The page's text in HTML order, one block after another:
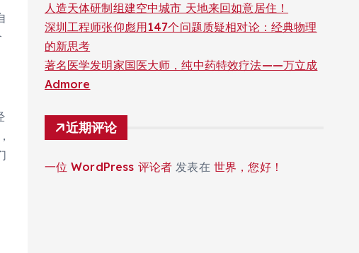
人造天体研制组建空中城市 天地来回如意居住！
深圳工程师张仰彪用147个问题质疑相对论：经典物理
的新思考
著名医学发明家国医大师，纯中药特效疗法——万立成
Admore
近期评论
一位 WordPress 评论者 发表在 世界，您好！